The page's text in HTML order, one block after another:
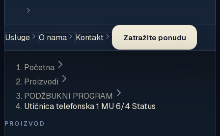
Usluge O nama Kontakt Zatražite ponudu
Početna
Proizvodi
PODŽBUKNI PROGRAM
Utičnica telefonska 1 MU 6/4 Status
PROIZVOD